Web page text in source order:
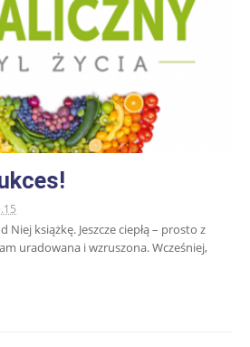
Niej książkę. Jeszcze ciepłą – prosto z
uradowana i wzruszona. Wcześniej,